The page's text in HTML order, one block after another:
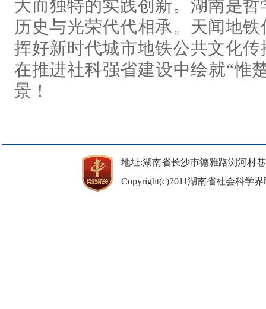
大而独特的实践创新。湖南是
历史与光荣代代相承。天闻地
挥好新时代城市地铁公共文化
在推进社科强省建设中绘就“惟
景！
地址:湖南省长沙市德雅路浏河村
Copyright(c)2011湖南省社会科学